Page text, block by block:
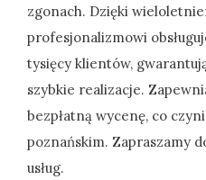
zgonach. Dzięki
profesjonalizmowi
tysięcy klientów,
szybkie realizacje.
bezpłatną wycenę, co
poznańskim. Zapraszamy
usług.